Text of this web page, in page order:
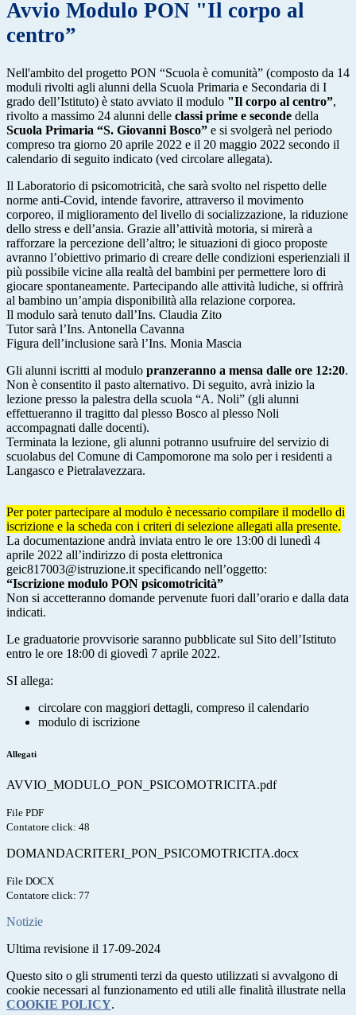
Avvio Modulo PON "Il corpo al
centro”
Nell'ambito del progetto PON “Scuola è comunità” (composto da 14
moduli rivolti agli alunni della Scuola Primaria e Secondaria di I
grado dell’Istituto) è stato avviato il modulo "Il corpo al centro”,
rivolto a massimo 24 alunni delle classi prime e seconde della
Scuola Primaria “S. Giovanni Bosco” e si svolgerà nel periodo
compreso tra giorno 20 aprile 2022 e il 20 maggio 2022 secondo il
calendario di seguito indicato (ved circolare allegata).
Il Laboratorio di psicomotricità, che sarà svolto nel rispetto delle
norme anti-Covid, intende favorire, attraverso il movimento
corporeo, il miglioramento del livello di socializzazione, la riduzione
dello stress e dell’ansia. Grazie all’attività motoria, si mirerà a
rafforzare la percezione dell’altro; le situazioni di gioco proposte
avranno l’obiettivo primario di creare delle condizioni esperienziali il
più possibile vicine alla realtà del bambini per permettere loro di
giocare spontaneamente. Partecipando alle attività ludiche, si offrirà
al bambino un’ampia disponibilità alla relazione corporea.
Il modulo sarà tenuto dall’Ins. Claudia Zito
Tutor sarà l’Ins. Antonella Cavanna
Figura dell’inclusione sarà l’Ins. Monia Mascia
Gli alunni iscritti al modulo pranzeranno a mensa dalle ore 12:20.
Non è consentito il pasto alternativo. Di seguito, avrà inizio la
lezione presso la palestra della scuola “A. Noli” (gli alunni
effettueranno il tragitto dal plesso Bosco al plesso Noli
accompagnati dalle docenti).
Terminata la lezione, gli alunni potranno usufruire del servizio di
scuolabus del Comune di Campomorone ma solo per i residenti a
Langasco e Pietralavezzara.
Per poter partecipare al modulo è necessario compilare il modello di
iscrizione e la scheda con i criteri di selezione allegati alla presente.
La documentazione andrà inviata entro le ore 13:00 di lunedì 4
aprile 2022 all’indirizzo di posta elettronica
geic817003@istruzione.it specificando nell’oggetto:
“Iscrizione modulo PON psicomotricità”
Non si accetteranno domande pervenute fuori dall’orario e dalla data
indicati.
Le graduatorie provvisorie saranno pubblicate sul Sito dell’Istituto
entro le ore 18:00 di giovedì 7 aprile 2022.
SI allega:
circolare con maggiori dettagli, compreso il calendario
modulo di iscrizione
Allegati
AVVIO_MODULO_PON_PSICOMOTRICITA.pdf
File PDF
Contatore click: 48
DOMANDACRITERI_PON_PSICOMOTRICITA.docx
File DOCX
Contatore click: 77
Notizie
Ultima revisione il 17-09-2024
Questo sito o gli strumenti terzi da questo utilizzati si avvalgono di
cookie necessari al funzionamento ed utili alle finalità illustrate nella
COOKIE POLICY.